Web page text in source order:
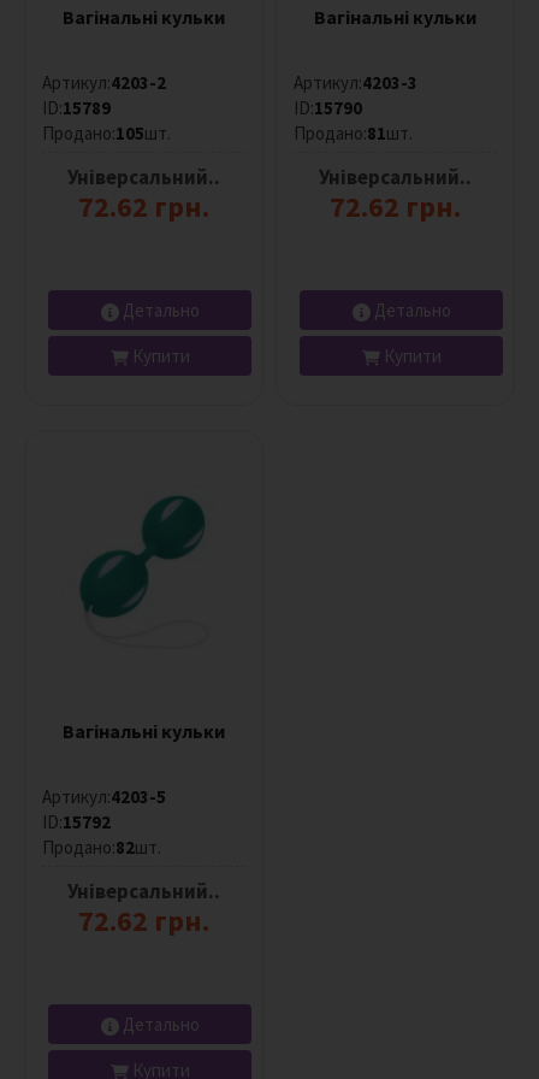
Чорний
Синій
Зелений
Рожевий
Малиновий
Вагінальні кульки
Артикул:4203-2
ID:15789
Продано:105шт.
Універсальний..
72.62 грн.
Детально
Купити
Вагінальні кульки
Артикул:4203-3
ID:15790
Продано:81шт.
Універсальний..
72.62 грн.
Детально
Купити
Вагінальні кульки
Артикул:4203-5
ID:15792
Продано:82шт.
Універсальний..
72.62 грн.
Детально
Купити